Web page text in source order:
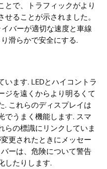
とで、トラフィックがより
ることが示されました。
バーが適切な速度と車線
滑らかで安全にする.
ます. LEDとハイコントラ
ジを遠くからより明るくて
. これらのディスプレイは
でうまく機能します. スマ
らの標識にリンクしていま
更されたときにメッセー
ーは、危険について警告
したりします.